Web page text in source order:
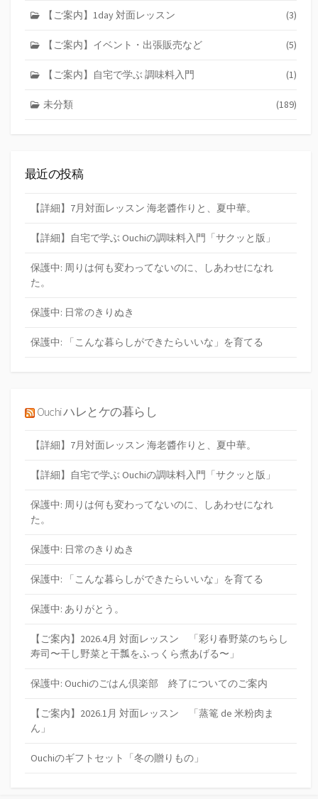
【ご案内】1day 対面レッスン (3)
【ご案内】イベント・出張販売など (5)
【ご案内】自宅で学ぶ 調味料入門 (1)
未分類 (189)
最近の投稿
【詳細】7月対面レッスン 海老醬作りと、夏中華。
【詳細】自宅で学ぶ Ouchiの調味料入門「サクッと版」
保護中: 周りは何も変わってないのに、しあわせになれ
た。
保護中: 日常のきりぬき
保護中: 「こんな暮らしができたらいいな」を育てる
Ouchi ハレとケの暮らし
【詳細】7月対面レッスン 海老醬作りと、夏中華。
【詳細】自宅で学ぶ Ouchiの調味料入門「サクッと版」
保護中: 周りは何も変わってないのに、しあわせになれ
た。
保護中: 日常のきりぬき
保護中: 「こんな暮らしができたらいいな」を育てる
保護中: ありがとう。
【ご案内】2026.4月 対面レッスン 「彩り春野菜のちらし
寿司〜干し野菜と干瓢をふっくら煮あげる〜」
保護中: Ouchiのごはん倶楽部 終了についてのご案内
【ご案内】2026.1月 対面レッスン 「蒸篭 de 米粉肉ま
ん」
Ouchiのギフトセット「冬の贈りもの」